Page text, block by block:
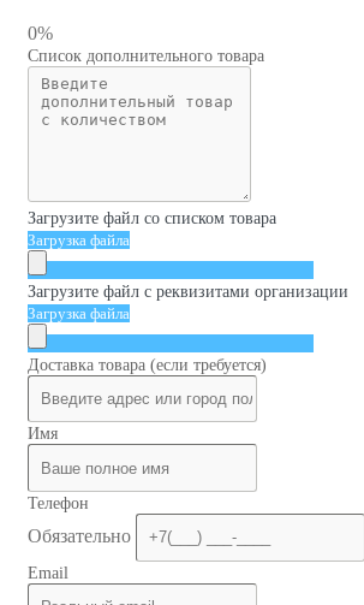
0%
Список дополнительного товара
Загрузите файл со списком товара
Загрузка файла
Загрузите файл с реквизитами организации
Загрузка файла
Доставка товара (если требуется)
Имя
Телефон
Обязательно
Email